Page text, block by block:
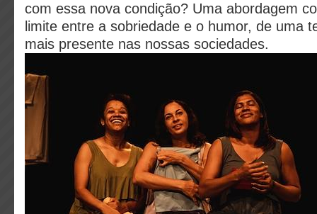
com essa nova condição? Uma abordagem
limite entre a sobriedade e o humor, de uma
mais presente nas nossas sociedades.